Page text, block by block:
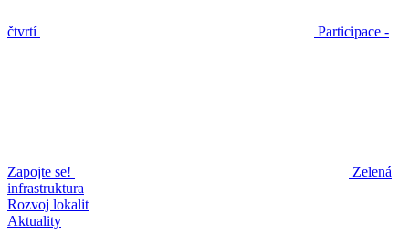
čtvrtí Participace -
Zapojte se!
Zelená
infrastruktura
Rozvoj lokalit
Aktuality